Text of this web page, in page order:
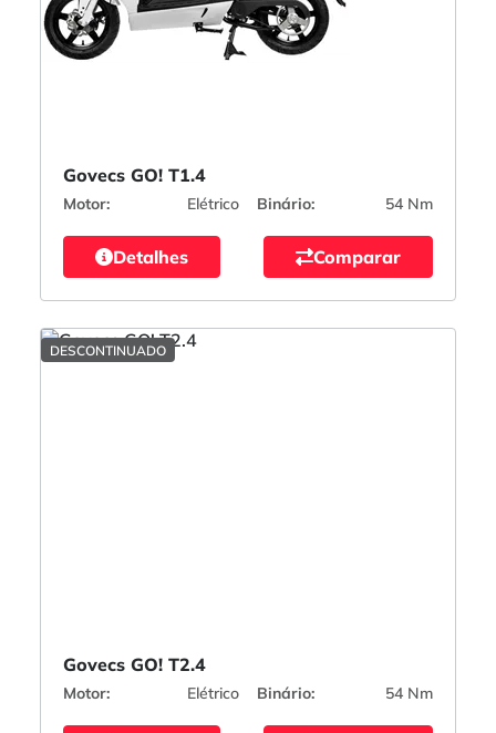
Govecs GO! T1.4
Motor: Elétrico Binário: 54 Nm
Detalhes Comparar
DESCONTINUADO
Govecs GO! T2.4
Motor: Elétrico Binário: 54 Nm